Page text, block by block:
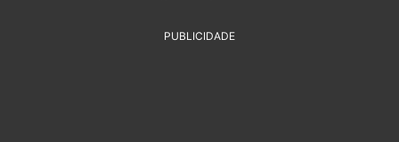
PUBLICIDADE